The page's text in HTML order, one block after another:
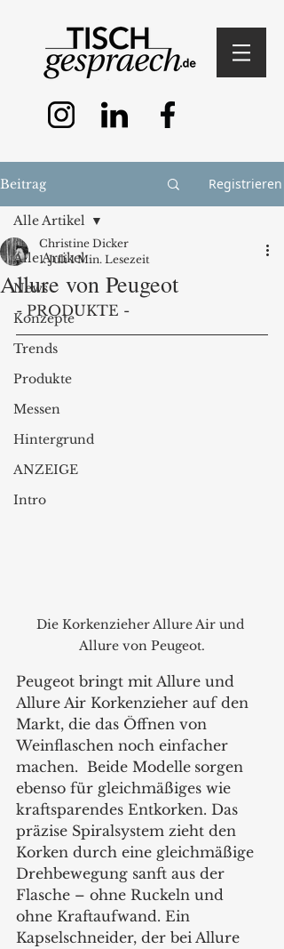
Beitrag Registrieren
Alle Artikel
News
Konzepte
Trends
Produkte
Messen
Hintergrund
ANZEIGE
Intro
Alle Artikel
Allure von Peugeot
Christine Dicker
1. Juli 1 Min. Lesezeit
- PRODUKTE -
Die Korkenzieher Allure Air und
Allure von Peugeot.
Peugeot bringt mit Allure und
Allure Air Korkenzieher auf den
Markt, die das Öffnen von
Weinflaschen noch einfacher
machen.  Beide Modelle sorgen
ebenso für gleichmäßiges wie
kraftsparendes Entkorken. Das
präzise Spiralsystem zieht den
Korken durch eine gleichmäßige
Drehbewegung sanft aus der
Flasche – ohne Ruckeln und
ohne Kraftaufwand. Ein
Kapselschneider, der bei Allure